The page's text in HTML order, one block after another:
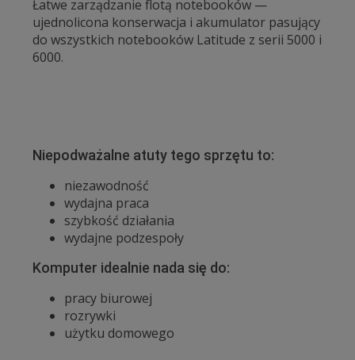
Łatwe zarządzanie flotą notebooków —
ujednolicona konserwacja i akumulator pasujący
do wszystkich notebooków Latitude z serii 5000 i
6000.
Niepodważalne atuty tego sprzętu to:
niezawodność
wydajna praca
szybkość działania
wydajne podzespoły
Komputer idealnie nada się do:
pracy biurowej
rozrywki
użytku domowego